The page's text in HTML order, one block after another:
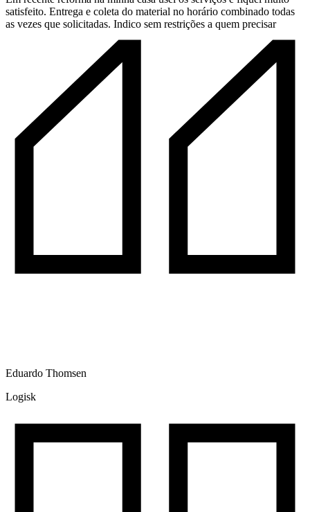
satisfeito. Entrega e coleta do material no horário combinado todas
as vezes que solicitadas. Indico sem restrições a quem precisar
Eduardo Thomsen
Logisk